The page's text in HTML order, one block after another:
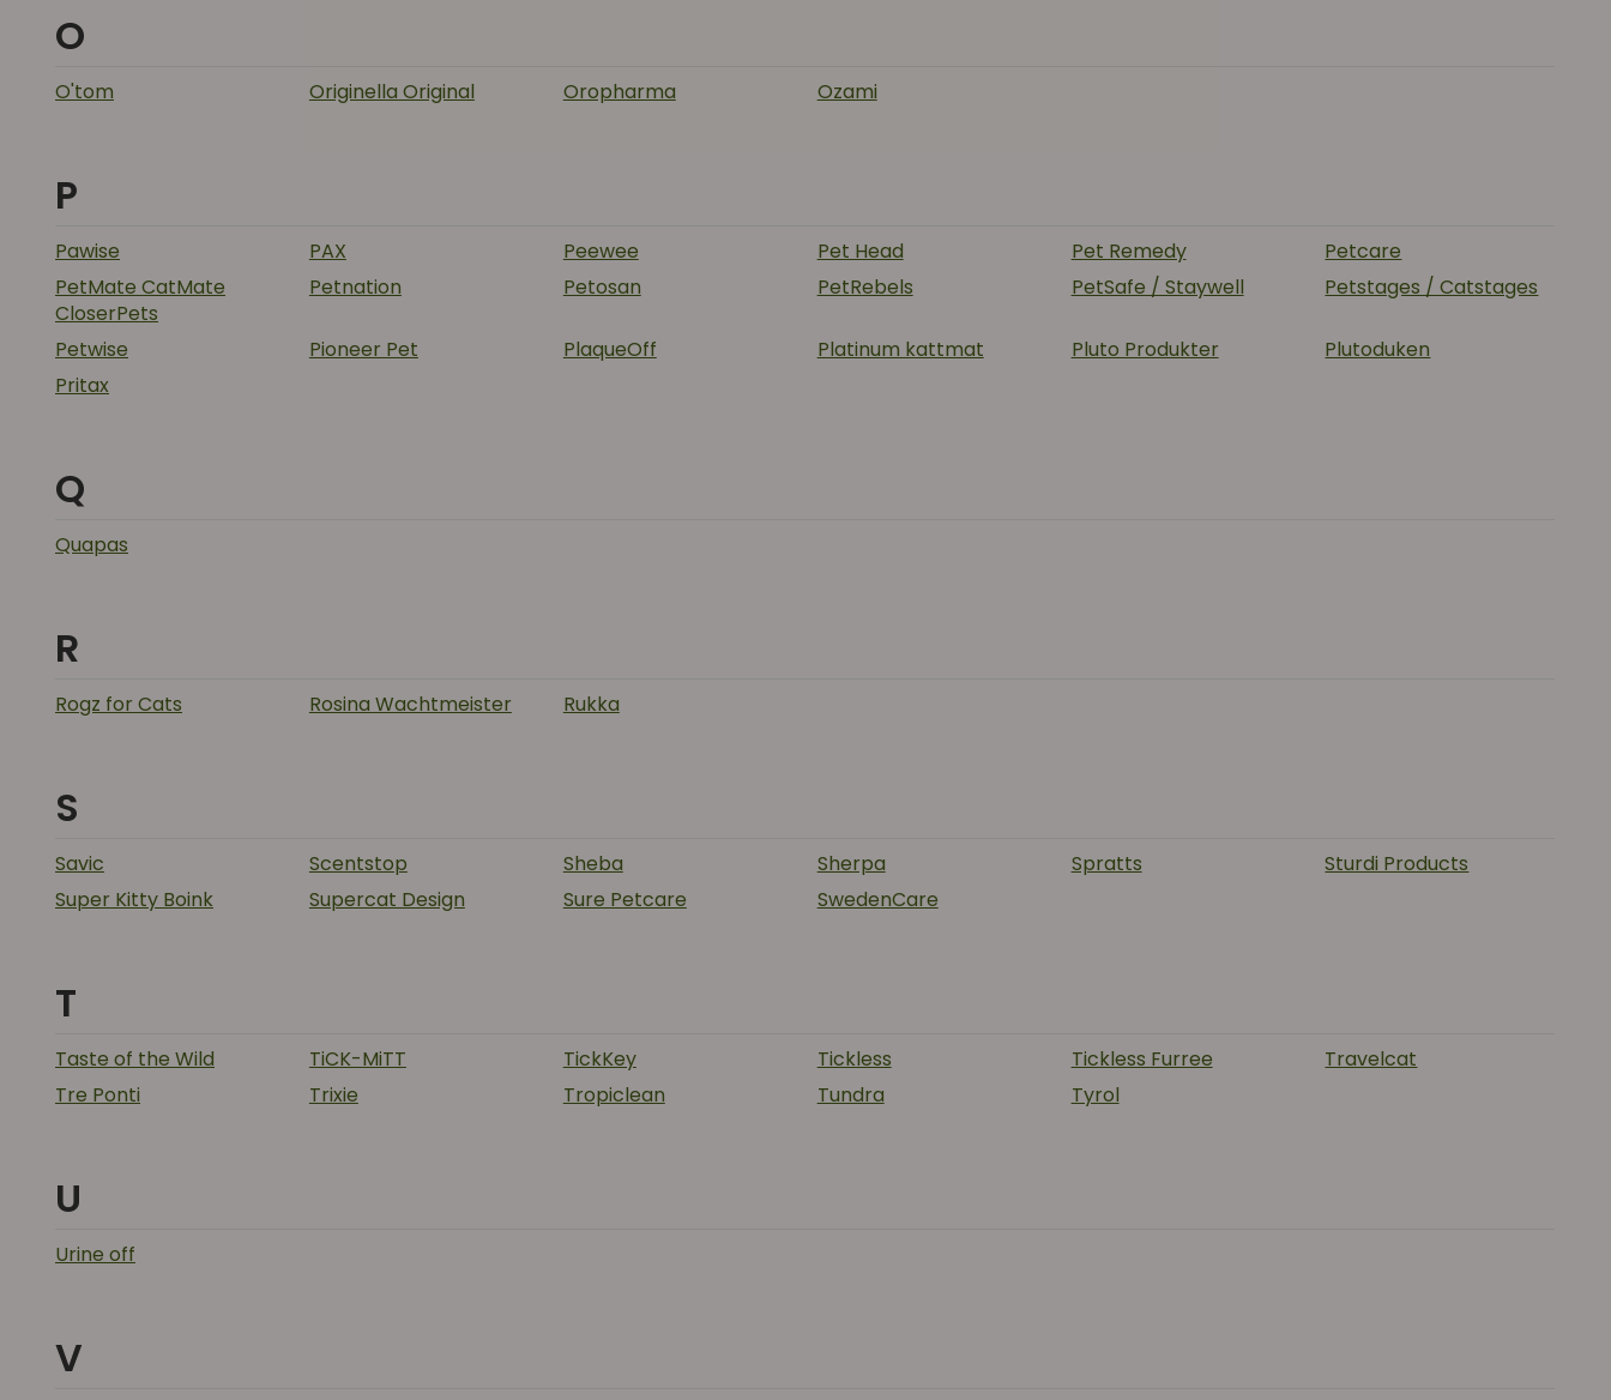
O
O'tom Originella Original Oropharma Ozami
P
Pawise PAX Peewee Pet Head Pet Remedy
Petcare
PetMate CatMate
CloserPets
Petnation Petosan PetRebels PetSafe / Staywell Petstages / Catstages
Petwise Pioneer Pet PlaqueOff Platinum kattmat Pluto Produkter
Plutoduken
Pritax
Q
Quapas
R
Rogz for Cats Rosina Wachtmeister Rukka
S
Savic Scentstop Sheba Sherpa Spratts
Sturdi Products
Super Kitty Boink
Supercat Design Sure Petcare SwedenCare
T
Taste of the Wild TiCK-MiTT TickKey Tickless Tickless Furree
Travelcat
Tre Ponti
Trixie Tropiclean Tundra Tyrol
U
Urine off
V